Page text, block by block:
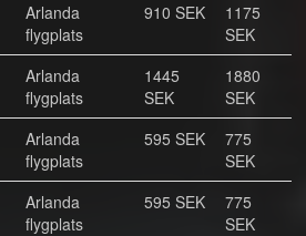
Arlanda
flygplats
910 SEK
1175
SEK
Arlanda
flygplats
1445
SEK
1880
SEK
Arlanda
flygplats
595 SEK
775
SEK
Arlanda
flygplats
595 SEK
775
SEK